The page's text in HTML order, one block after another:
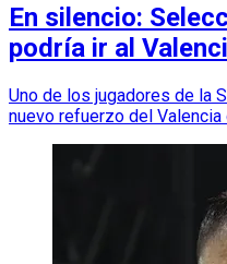
En silencio:
podría ir al
Uno de los jugadores de la
nuevo refuerzo del Valencia